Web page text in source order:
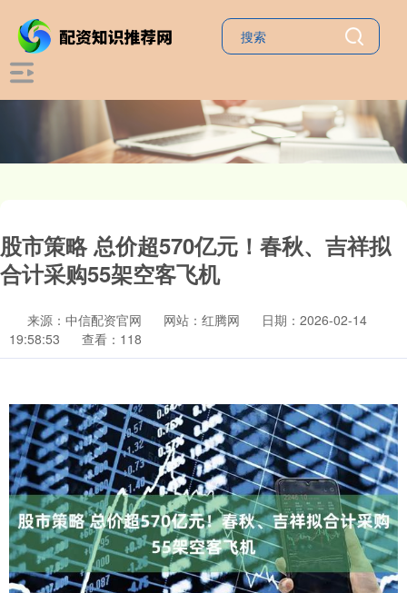
股市策略 总价超570亿元！春秋、吉祥拟
合计采购55架空客飞机
来源：中信配资官网 网站：红腾网
日期：2026-02-14
19:58:53
查看：118